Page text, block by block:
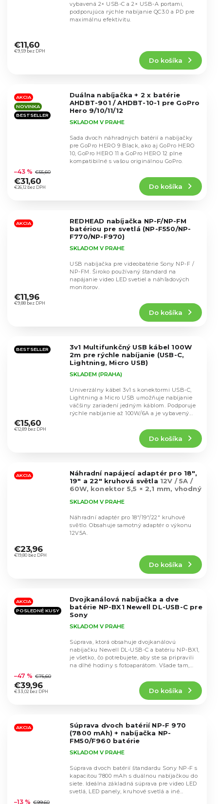
hodnotenie
produktu
hviezdičiek.
€9,59 bez DPH
€11,60
Do košíka
vybavená 2× USB-C a 2× USB-A portami,
podporujúca rýchle nabíjanie QC3.0 a PD pre
maximálnu efektivitu.
AKCIA
NOVINKA
BESTSELLER
Duálna nabíjačka + 2 x batérie
AHDBT-901 / AHDBT-10-1 pre GoPro
Hero 9/10/11/12
hodnotenie
produktu
je
hviezdičiek.
SKLADOM V PRAHE
€26,12 bez DPH
–43 % €55,60
€31,60
Do košíka
Sada dvoch náhradných batérií a nabíjačky
pre GoPro HERO 9 Black, ako aj GoPro HERO
10, GoPro HERO 11 a GoPro HERO 12 plne
kompatibilné s vašou originálnou GoPro.
AKCIA
REDHEAD nabíjačka NP-F/NP-FM
batériou pre svetlá (NP-F550/NP-
F770/NP-F970)
hodnotenie
produktu
hviezdičiek.
SKLADOM V PRAHE
€9,88 bez DPH
€11,96
Do košíka
USB nabíjačka pre videobatérie Sony NP-F /
NP-FM. Široko používaný štandard na
napájanie video LED svetiel a náhľadových
monitorov.
BESTSELLER
3v1 Multifunkčný USB kábel 100W
2m pre rýchle nabíjanie (USB-C,
Lightning, Micro USB)
hodnotenie
produktu
hviezdičiek.
SKLADEM (PRAHA)
€12,89 bez DPH
€15,60
Do košíka
Univerzálny kábel 3v1 s konektormi USB-C,
Lightning a Micro USB umožňuje nabíjanie
väčšiny zariadení jedným káblom. Podporuje
rýchle nabíjanie až 100W/6A a je vybavený...
AKCIA
Náhradní napájecí adaptér pro 18",
19" a 22" kruhová světla 12V / 5A /
60W, konektor 5,5 × 2,1 mm, vhodný
i pro další zařízení se shodnými
napájecími parametry
hodnotenie
produktu
hviezdičiek.
SKLADOM V PRAHE
€19,80 bez DPH
€23,96
Do košíka
Náhradní adaptér pro 18"/19"/22" kruhové
světlo. Obsahuje samotný adaptér o výkonu
12V5A.
AKCIA
POSLEDNÉ KUSY
Dvojkanálová nabíjačka a dve
batérie NP-BX1 Newell DL-USB-C pre
Sony
hodnotenie
produktu
je
hviezdičiek.
SKLADOM V PRAHE
€33,02 bez DPH
–47 % €75,60
€39,96
Do košíka
Súprava, ktorá obsahuje dvojkanálovú
nabíjačku Newell DL-USB-C a batériu NP-BX1,
je všetko, čo potrebujete, aby ste sa pripravili
na dlhé hodiny s fotoaparátom. Všade tam,
AKCIA
Súprava dvoch batérií NP-F 970
(7800 mAh) + nabíjačka NP-
FM50/F960 batérie
hodnotenie
SKLADOM V PRAHE
–13 % €99,60
Súprava dvoch batérií štandardu Sony NP-F s
kapacitou 7800 mAh s duálnou nabíjačkou do
siete. Ideálna základná súprava pre video LED
svetlá, LED panely, kruhové svetlá a iné...